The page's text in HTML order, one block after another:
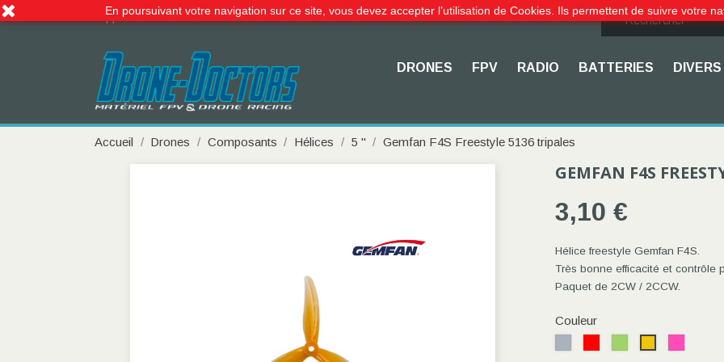
Appelez-nous :09 51 99 06 66
DRONES FPV RADIO BATTERIES DIVERS
Accueil Drones Composants Hélices 5 '' Gemfan F4S Freestyle 5136 tripales
GEMFAN F4S
3,10 €
Hélice freestyle Gemfan F4S.
Très bonne efficacité et contrôle
Paquet de 2CW / 2CCW.
Couleur
En poursuivant votre navigation sur ce site, vous devez accepter l’utilisation de Cookies. Ils permettent de suivre votre